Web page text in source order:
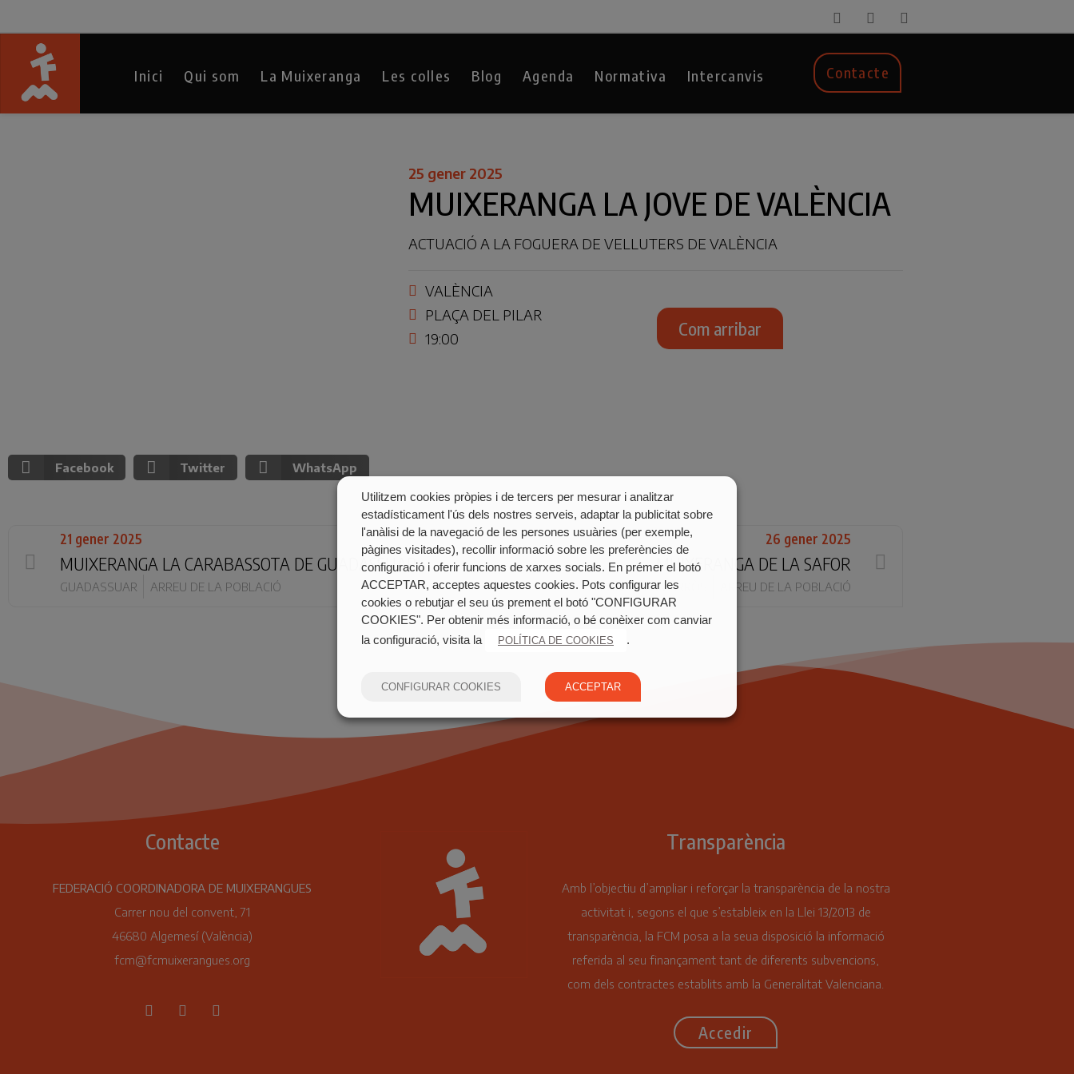
Inici Qui som La Muixeranga Les colles Blog Agenda Normativa Intercanvis Contacte
25 gener 2025
MUIXERANGA LA JOVE DE VALÈNCIA
ACTUACIÓ A LA FOGUERA DE VELLUTERS DE VALÈNCIA
VALÈNCIA
PLAÇA DEL PILAR
19:00
Com arribar
Facebook Twitter WhatsApp
21 gener 2025
MUIXERANGA LA CARABASSOTA DE GUADASSUAR
GUADASSUAR ARREU DE LA POBLACIÓ
26 gener 2025
MUIXERANGA DE LA SAFOR
LA FONT D'EN CARRÒS ARREU DE LA POBLACIÓ
Contacte
FEDERACIÓ COORDINADORA DE MUIXERANGUES
Carrer nou del convent, 71
46680 Algemesí (València)
fcm@fcmuixerangues.org
Transparència
Amb l’objectiu d’ampliar i reforçar la transparència de la nostra
activitat i, segons el que s’estableix en la Llei 13/2013 de
transparència, la FCM posa a la seua disposició la informació
referida al seu finançament tant de diferents subvencions,
com dels contractes establits amb la Generalitat Valenciana.
Accedir
Utilitzem cookies pròpies i de tercers per mesurar i analitzar
estadísticament l'ús dels nostres serveis, adaptar la publicitat sobre
l'anàlisi de la navegació de les persones usuàries (per exemple,
pàgines visitades), recollir informació sobre les preferències de
configuració i oferir funcions de xarxes socials. En prémer el botó
ACCEPTAR, acceptes aquestes cookies. Pots configurar les
cookies o rebutjar el seu ús prement el botó "CONFIGURAR
COOKIES". Per obtenir més informació, o bé conèixer com canviar
la configuració, visita la
POLÍTICA DE COOKIES .
CONFIGURAR COOKIES ACCEPTAR